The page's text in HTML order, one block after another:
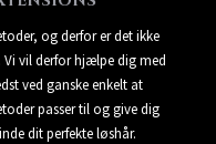
og derfor er det ikke
vil derfor hjælpe dig med
ved ganske enkelt at
passer til og give dig
dit perfekte løshår.